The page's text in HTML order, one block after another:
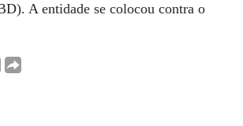
A entidade se colocou contra o